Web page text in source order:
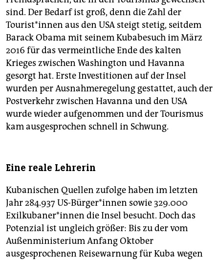
sind. Der Bedarf ist groß, denn die Zahl der
Tourist*innen aus den USA steigt stetig, seitdem
Barack Obama mit seinem Kubabesuch im März
2016 für das vermeintliche Ende des kalten
Krieges zwischen Washington und Havanna
gesorgt hat. Erste Investitionen auf der Insel
wurden per Ausnahmeregelung gestattet, auch der
Postverkehr zwischen Havanna und den USA
wurde wieder aufgenommen und der Tourismus
kam ausgesprochen schnell in Schwung.
Eine reale Lehrerin
Kubanischen Quellen zufolge haben im letzten
Jahr 284.937 US-Bürger*innen sowie 329.000
Exilkubaner*innen die Insel besucht. Doch das
Potenzial ist ungleich größer: Bis zu der vom
Außenministerium Anfang Oktober
ausgesprochenen Reisewarnung für Kuba wegen